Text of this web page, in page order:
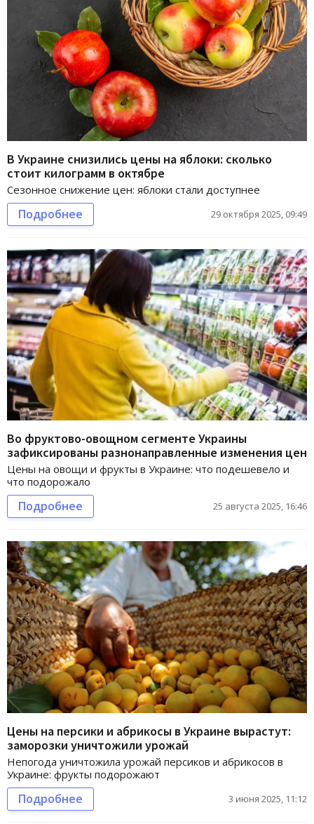
В Украине снизились цены на яблоки: сколько
стоит килограмм в октябре
Сезонное снижение цен: яблоки стали доступнее
Подробнее 29 октября 2025, 09:49
Во фруктово-овощном сегменте Украины
зафиксированы разнонаправленные изменения цен
Цены на овощи и фрукты в Украине: что подешевело и
что подорожало
Подробнее 25 августа 2025, 16:46
Цены на персики и абрикосы в Украине вырастут:
заморозки уничтожили урожай
Непогода уничтожила урожай персиков и абрикосов в
Украине: фрукты подорожают
Подробнее 3 июня 2025, 11:12